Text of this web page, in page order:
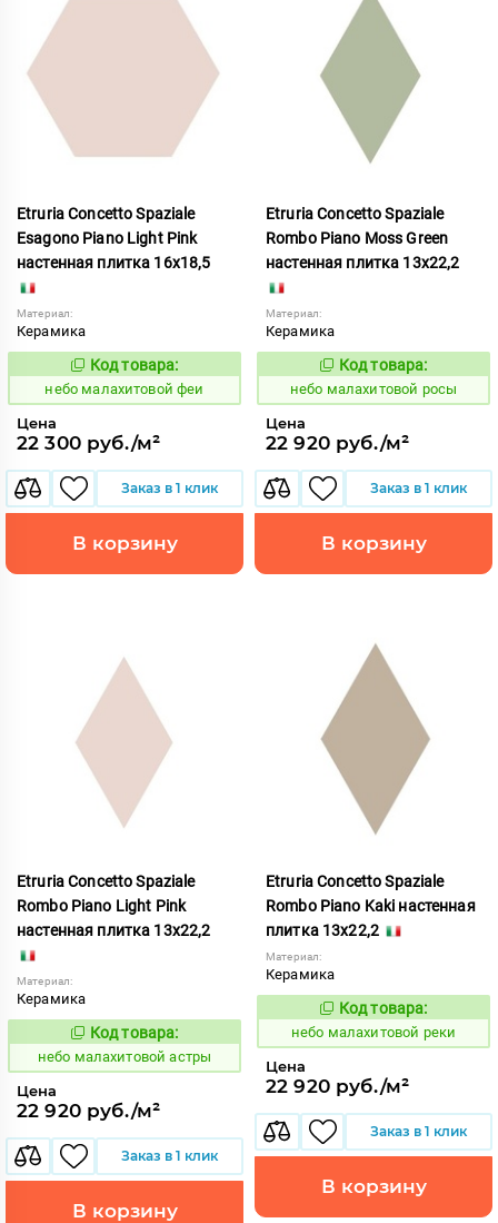
Etruria Concetto Spaziale
Esagono Piano Light Pink
настенная плитка 16x18,5
Материал:
Керамика
1115988
Код товара:
небо малахитовой феи
Цена
22 300 руб./м²
Заказ в 1 клик
В корзину
Etruria Concetto Spaziale
Rombo Piano Moss Green
настенная плитка 13x22,2
Материал:
Керамика
1115957
Код товара:
небо малахитовой росы
Цена
22 920 руб./м²
Заказ в 1 клик
В корзину
Etruria Concetto Spaziale
Rombo Piano Light Pink
настенная плитка 13x22,2
Материал:
Керамика
1115956
Код товара:
небо малахитовой астры
Цена
22 920 руб./м²
Заказ в 1 клик
В корзину
Etruria Concetto Spaziale
Rombo Piano Kaki настенная
плитка 13x22,2
Материал:
Керамика
1115954
Код товара:
небо малахитовой реки
Цена
22 920 руб./м²
Заказ в 1 клик
В корзину